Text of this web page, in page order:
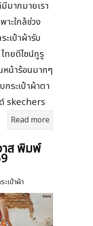
มากมายเรา
าะใกล้ช่วง
เป๋าผ้ารับ
ทยดีไซน์กูรู
น้าร้อนมากๆ
ระเป๋าผ้าตา
skechers
Read more
าส พิมพ์
ะเป๋าผ้า